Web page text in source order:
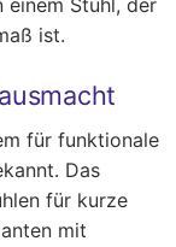
Stuhl, der
ist.
für funktionale
Das
für kurze
mit